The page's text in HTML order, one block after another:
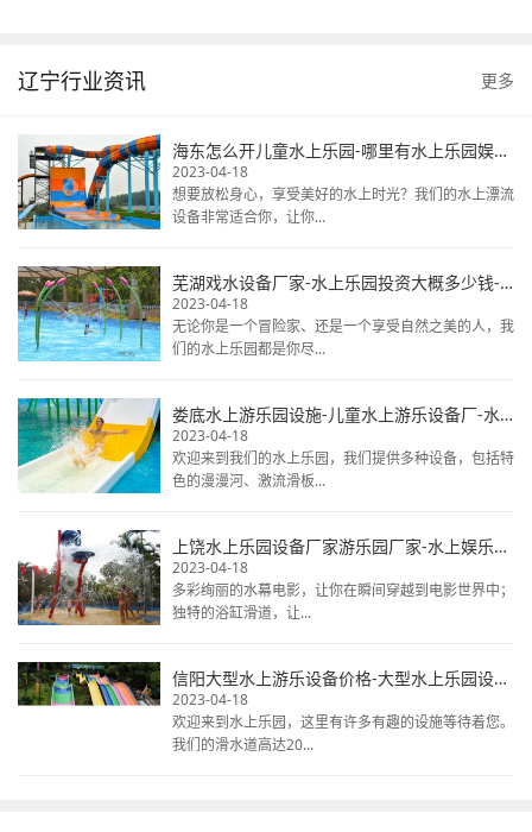
辽宁行业资讯 更多
海东怎么开儿童水上乐园-哪里有水上乐园娱乐设备-大型水上娱乐设备
2023-04-18
想要放松身心，享受美好的水上时光？我们的水上漂流
设备非常适合你，让你...
芜湖戏水设备厂家-水上乐园投资大概多少钱-水上乐园生产厂家
2023-04-18
无论你是一个冒险家、还是一个享受自然之美的人，我
们的水上乐园都是你尽...
娄底水上游乐园设施-儿童水上游乐设备厂-水上乐园设备排行榜
2023-04-18
欢迎来到我们的水上乐园，我们提供多种设备，包括特
色的漫漫河、激流滑板...
上饶水上乐园设备厂家游乐园厂家-水上娱乐项目设备-水上公园游乐设施
2023-04-18
多彩绚丽的水幕电影，让你在瞬间穿越到电影世界中；
独特的浴缸滑道，让...
信阳大型水上游乐设备价格-大型水上乐园设备报价-水上乐园设备
2023-04-18
欢迎来到水上乐园，这里有许多有趣的设施等待着您。
我们的滑水道高达20...